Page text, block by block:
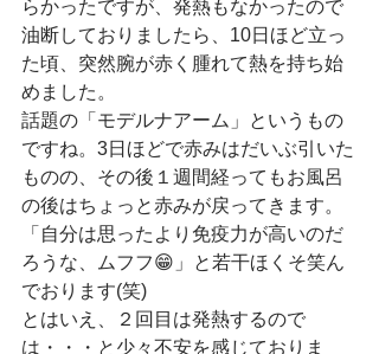
らかったですが、発熱もなかったので
油断しておりましたら、10日ほど立っ
た頃、突然腕が赤く腫れて熱を持ち始
めました。
話題の「モデルナアーム」というもの
ですね。3日ほどで赤みはだいぶ引いた
ものの、その後１週間経ってもお風呂
の後はちょっと赤みが戻ってきます。
「自分は思ったより免疫力が高いのだ
ろうな、ムフフ😁」と若干ほくそ笑ん
でおります(笑)
とはいえ、２回目は発熱するので
は・・・と少々不安を感じておりま